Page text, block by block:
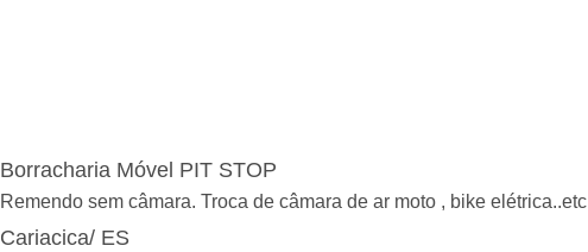
Borracharia Móvel PIT STOP
Remendo sem câmara. Troca de câmara de ar moto , bike elétrica..etc
Cariacica/ ES